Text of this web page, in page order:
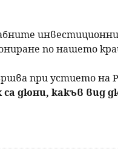
по нашето
при устието на
дюни, какъв вид